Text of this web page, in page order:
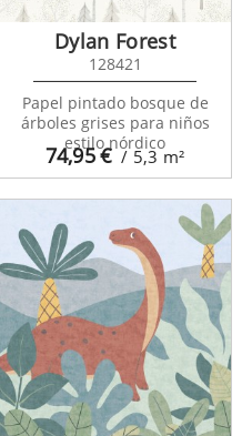
74,95€ / 5,3 m²
Dylan Forest
128421
Papel pintado bosque de
árboles grises para niños
estilo nórdico